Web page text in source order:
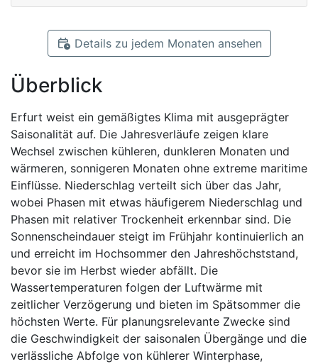
Details zu jedem Monaten ansehen
Überblick
Erfurt weist ein gemäßigtes Klima mit ausgeprägter
Saisonalität auf. Die Jahresverläufe zeigen klare
Wechsel zwischen kühleren, dunkleren Monaten und
wärmeren, sonnigeren Monaten ohne extreme maritime
Einflüsse. Niederschlag verteilt sich über das Jahr,
wobei Phasen mit etwas häufigerem Niederschlag und
Phasen mit relativer Trockenheit erkennbar sind. Die
Sonnenscheindauer steigt im Frühjahr kontinuierlich an
und erreicht im Hochsommer den Jahreshöchststand,
bevor sie im Herbst wieder abfällt. Die
Wassertemperaturen folgen der Luftwärme mit
zeitlicher Verzögerung und bieten im Spätsommer die
höchsten Werte. Für planungsrelevante Zwecke sind
die Geschwindigkeit der saisonalen Übergänge und die
verlässliche Abfolge von kühlerer Winterphase,